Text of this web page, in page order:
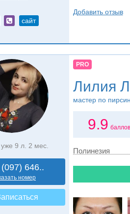
сайт
Добавить отзыв
9 л. 2 мес.
646..
номер
PRO
Лилия
мастер по
9.9 баллов
Полинезия